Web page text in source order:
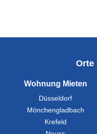
Orte
Wohnung Mieten
Düsseldorf
Mönchengladbach
Krefeld